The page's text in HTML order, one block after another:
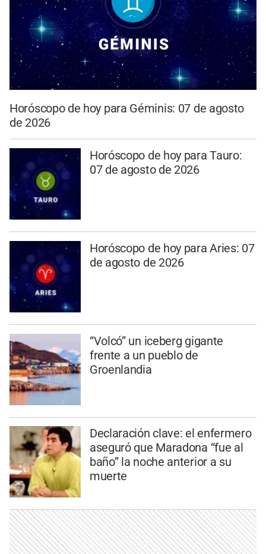
Horóscopo de hoy para Géminis: 07 de agosto
de 2026
Horóscopo de hoy para Tauro:
07 de agosto de 2026
Horóscopo de hoy para Aries: 07
de agosto de 2026
“Volcó” un iceberg gigante
frente a un pueblo de
Groenlandia
Declaración clave: el enfermero
aseguró que Maradona “fue al
baño” la noche anterior a su
muerte